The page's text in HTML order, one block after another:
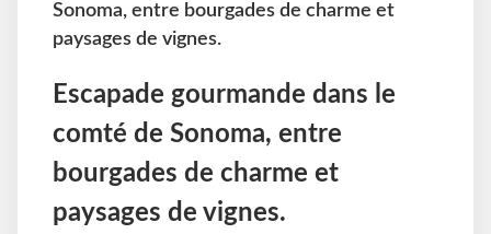
Sonoma, entre bourgades de charme et
paysages de vignes.
Escapade gourmande dans le
comté de Sonoma, entre
bourgades de charme et
paysages de vignes.